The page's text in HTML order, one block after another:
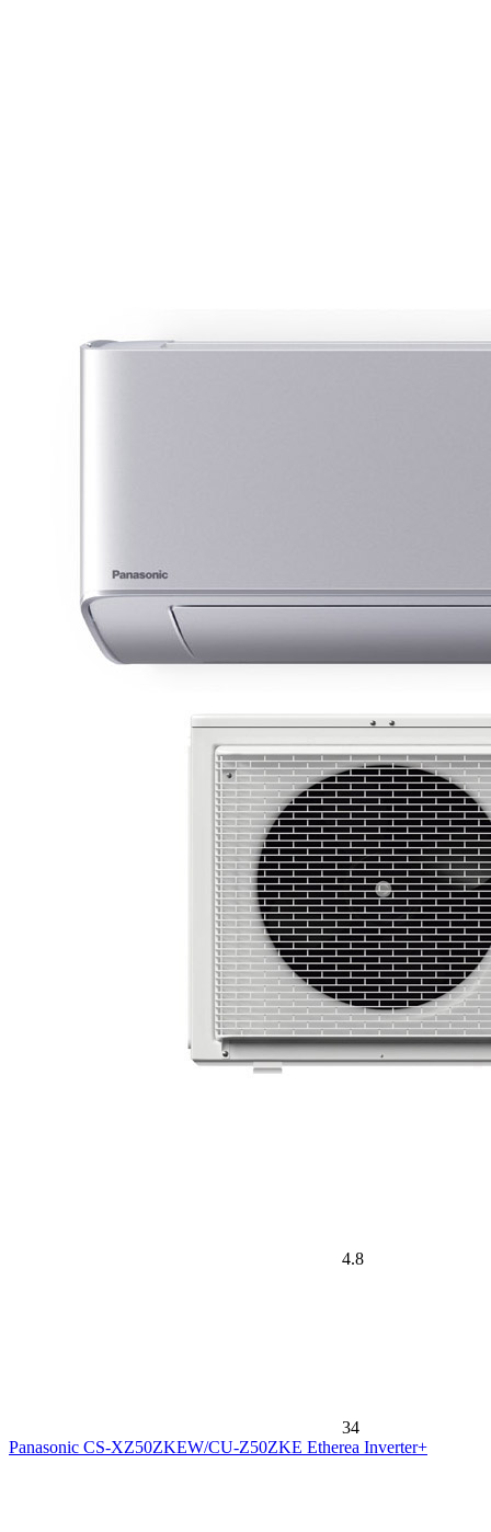
4.8
34
Panasonic CS-XZ50ZKEW/CU-Z50ZKE Etherea Inverter+